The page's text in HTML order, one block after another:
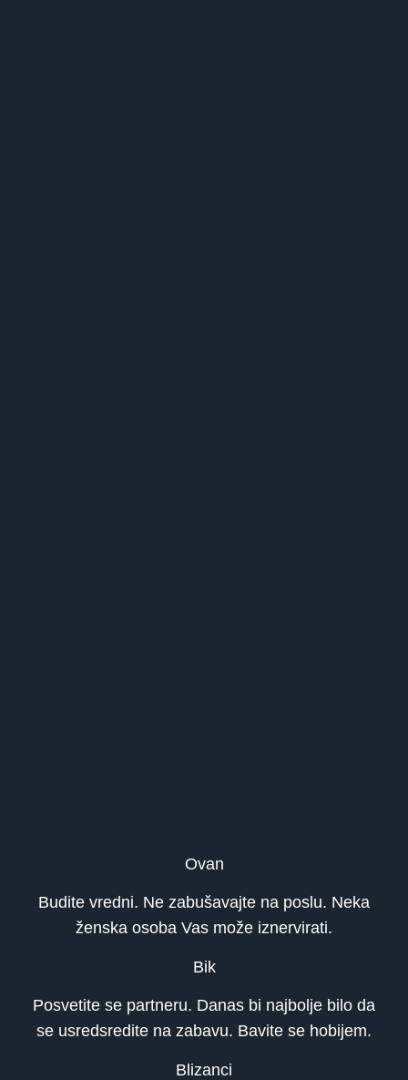
Ovan
Budite vredni. Ne zabušavajte na poslu. Neka
ženska osoba Vas može iznervirati.
Bik
Posvetite se partneru. Danas bi najbolje bilo da
se usredsredite na zabavu. Bavite se hobijem.
Blizanci